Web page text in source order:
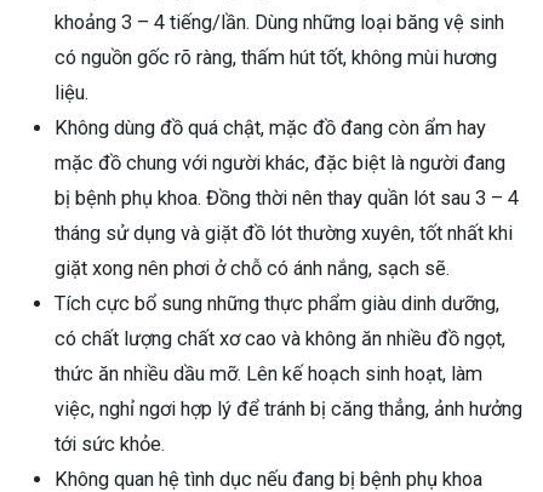
khoảng 3 – 4 tiếng/lần. Dùng những loại băng vệ sinh
có nguồn gốc rõ ràng, thấm hút tốt, không mùi hương
liệu.
Không dùng đồ quá chật, mặc đồ đang còn ẩm hay
mặc đồ chung với người khác, đặc biệt là người đang
bị bệnh phụ khoa. Đồng thời nên thay quần lót sau 3 – 4
tháng sử dụng và giặt đồ lót thường xuyên, tốt nhất khi
giặt xong nên phơi ở chỗ có ánh nắng, sạch sẽ.
Tích cực bổ sung những thực phẩm giàu dinh dưỡng,
có chất lượng chất xơ cao và không ăn nhiều đồ ngọt,
thức ăn nhiều dầu mỡ. Lên kế hoạch sinh hoạt, làm
việc, nghỉ ngơi hợp lý để tránh bị căng thẳng, ảnh hưởng
tới sức khỏe.
Không quan hệ tình dục nếu đang bị bệnh phụ khoa